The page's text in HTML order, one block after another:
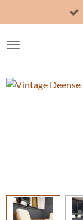
direct
naar